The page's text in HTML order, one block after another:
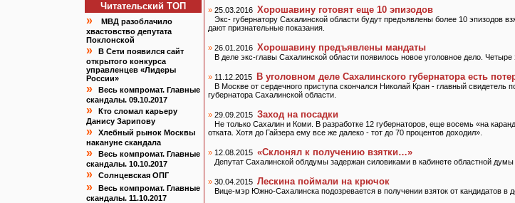
Читательский TOП
»
МВД разоблачило
хвастовство депутата
Поклонской
»
В Сети появился сайт
открытого конкурса
управленцев «Лидеры
России»
»
Весь компромат. Главные
скандалы. 09.10.2017
»
Кто сломал карьеру
Данису Зарипову
»
Хлебный рынок Москвы
накануне скандала
»
Весь компромат. Главные
скандалы. 10.10.2017
» Солнцевская ОПГ
»
Весь компромат. Главные
скандалы. 11.10.2017
» 25.03.2016 Хорошавину готовят еще 10 эпизодов
Экс- губернатору Сахалинской области будут предъявлены более 10 эпизодов
дают признательные показания.
» 26.01.2016 Хорошавину предъявлены мандаты
В деле экс-главы Сахалинской области появилось новое уголовное дело.
» 11.12.2015 В уголовном деле Сахалинского губернатора есть
В Москве от сердечного приступа скончался Николай Кран - главный свидетель
губернатора Сахалинской области.
» 29.09.2015 Заход на посадки
Не только Сахалин и Коми. В разработке 12 губернаторов, еще восемь «на
отката. Хотя до Гайзера ему все же далеко - тот до 70 процентов доходил».
» 12.08.2015 «Склонял к получению взятки…»
Депутат Сахалинской облдумы задержан силовиками в кабинете областной думы
» 30.04.2015 Лескина поймали на крючок
Вице-мэр Южно-Сахалинска подозревается в получении взяток от кандидатов